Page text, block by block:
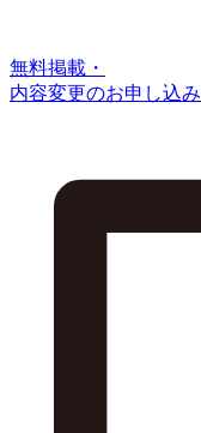
無料掲載・
内容変更のお申し込み